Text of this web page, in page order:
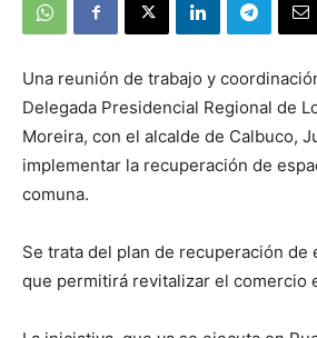
Una reunión de trabajo y
Delegada Presidencial Regional de
Moreira, con el alcalde de Calbuco,
implementar la recuperación de
comuna.
Se trata del plan de recuperación de
que permitirá revitalizar el comercio